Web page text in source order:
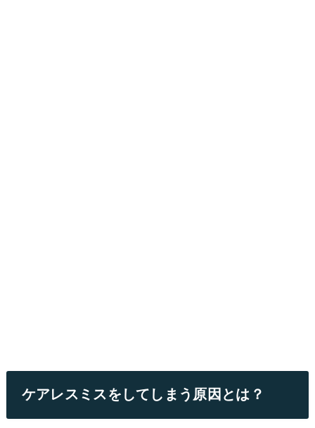
ケアレスミスをしてしまう原因とは？